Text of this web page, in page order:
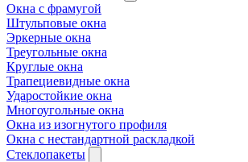
Окна с фрамугой
Штульповые окна
Эркерные окна
Треугольные окна
Круглые окна
Трапециевидные окна
Ударостойкие окна
Многоугольные окна
Окна из изогнутого профиля
Окна с нестандартной раскладкой
Стеклопакеты